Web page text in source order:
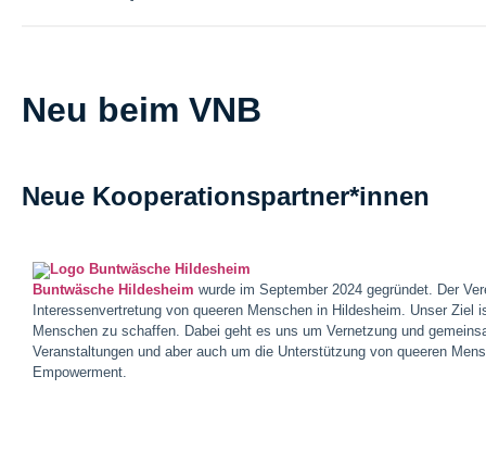
Neu beim VNB
Neue Kooperationspartner*innen
Buntwäsche Hildesheim wurde im September 2024 gegründet. Der
Interessenvertretung von queeren Menschen in Hildesheim. Unser Ziel
Menschen zu schaffen. Dabei geht es uns um Vernetzung und
Veranstaltungen und aber auch um die Unterstützung von queeren
Empowerment.